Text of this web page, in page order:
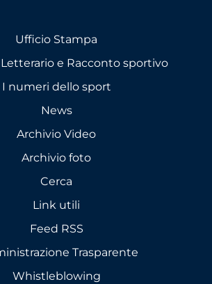
Ufficio Stampa
e Racconto sportivo
I numeri dello sport
News
Archivio Video
Archivio foto
Cerca
Link utili
Feed RSS
Trasparente
Whistleblowing